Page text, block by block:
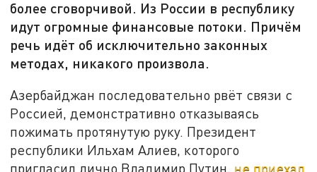
более сговорчивой. Из России в республику
идут огромные финансовые потоки. Причём
речь идёт об исключительно законных
методах, никакого произвола.
Азербайджан последовательно рвёт связи с
Россией, демонстративно отказываясь
пожимать протянутую руку. Президент
республики Ильхам Алиев, которого
пригласил лично Владимир Путин, не приехал